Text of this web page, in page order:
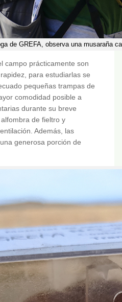
de GREFA, observa una musaraña
campo prácticamente son
para estudiarlas se
pequeñas trampas de
comodidad posible a
durante su breve
de fieltro y
Además, las
generosa porción de